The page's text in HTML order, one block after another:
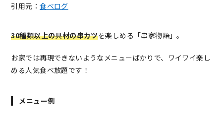
引用元：食べログ
30種類以上の具材の串カツを楽しめる「串家物語」。
お家では再現できないようなメニューばかりで、ワイワイ楽し
める人気食べ放題です！
メニュー例